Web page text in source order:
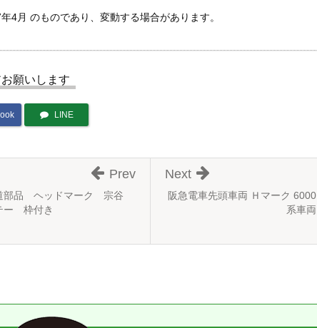
4月 のものであり、変動する場合があります。
願いします
LINE
阪急電車先頭車両 Ｈマーク 6000
系車両
Next
部品 ヘッドマーク 宗谷
ー 枠付き
Prev